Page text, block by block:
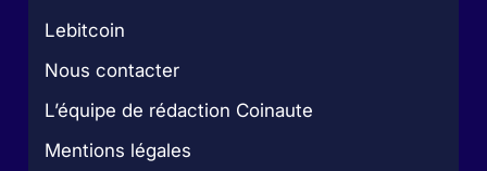
Lebitcoin
Nous contacter
L’équipe de rédaction Coinaute
Mentions légales